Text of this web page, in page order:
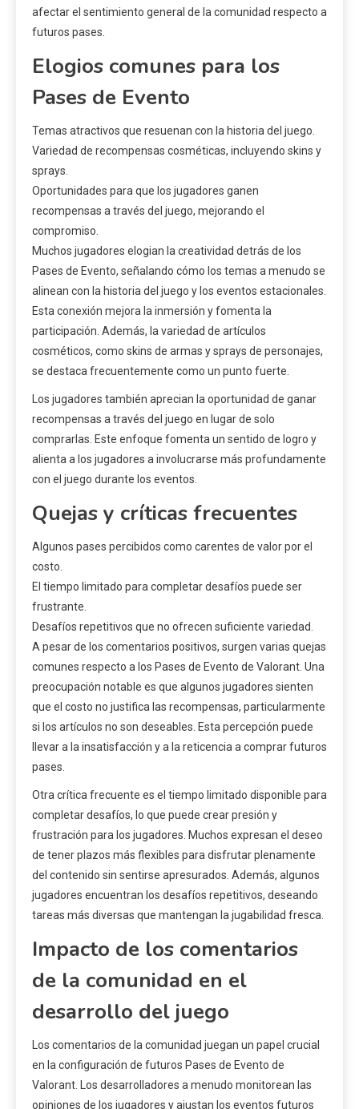
afectar el sentimiento general de la comunidad respecto a
futuros pases.
Elogios comunes para los
Pases de Evento
Temas atractivos que resuenan con la historia del juego.
Variedad de recompensas cosméticas, incluyendo skins y
sprays.
Oportunidades para que los jugadores ganen
recompensas a través del juego, mejorando el
compromiso.
Muchos jugadores elogian la creatividad detrás de los
Pases de Evento, señalando cómo los temas a menudo se
alinean con la historia del juego y los eventos estacionales.
Esta conexión mejora la inmersión y fomenta la
participación. Además, la variedad de artículos
cosméticos, como skins de armas y sprays de personajes,
se destaca frecuentemente como un punto fuerte.
Los jugadores también aprecian la oportunidad de ganar
recompensas a través del juego en lugar de solo
comprarlas. Este enfoque fomenta un sentido de logro y
alienta a los jugadores a involucrarse más profundamente
con el juego durante los eventos.
Quejas y críticas frecuentes
Algunos pases percibidos como carentes de valor por el
costo.
El tiempo limitado para completar desafíos puede ser
frustrante.
Desafíos repetitivos que no ofrecen suficiente variedad.
A pesar de los comentarios positivos, surgen varias quejas
comunes respecto a los Pases de Evento de Valorant. Una
preocupación notable es que algunos jugadores sienten
que el costo no justifica las recompensas, particularmente
si los artículos no son deseables. Esta percepción puede
llevar a la insatisfacción y a la reticencia a comprar futuros
pases.
Otra crítica frecuente es el tiempo limitado disponible para
completar desafíos, lo que puede crear presión y
frustración para los jugadores. Muchos expresan el deseo
de tener plazos más flexibles para disfrutar plenamente
del contenido sin sentirse apresurados. Además, algunos
jugadores encuentran los desafíos repetitivos, deseando
tareas más diversas que mantengan la jugabilidad fresca.
Impacto de los comentarios
de la comunidad en el
desarrollo del juego
Los comentarios de la comunidad juegan un papel crucial
en la configuración de futuros Pases de Evento de
Valorant. Los desarrolladores a menudo monitorean las
opiniones de los jugadores y ajustan los eventos futuros